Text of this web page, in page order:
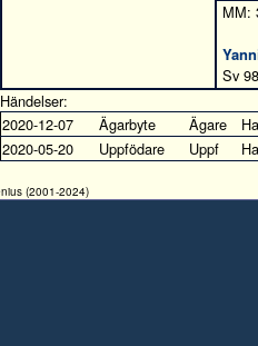
MM:
Sv
Händelser:
2020-12-07
Ägarbyte Ägare
2020-05-20
Uppfödare Uppf
(2001-2024)